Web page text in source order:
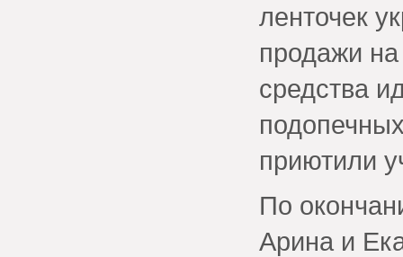
ленточек
продажи
средства
приютили
По
Арина и